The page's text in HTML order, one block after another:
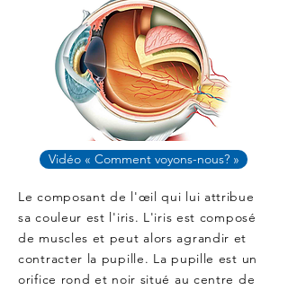
Vidéo « Comment voyons-nous? »
Le composant de l'œil qui lui attribue
sa couleur est l'iris. L'iris est composé
de muscles et peut alors agrandir et
contracter la pupille. La pupille est un
orifice rond et noir situé au centre de